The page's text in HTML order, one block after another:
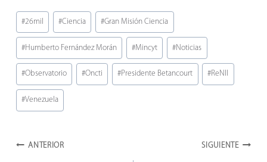
Etiquetas
de
la
entrada:
#26mil #Ciencia #Gran Misión Ciencia
#Humberto Fernández Morán #Mincyt #Noticias
#Observatorio #Oncti #Presidente Betancourt #ReNII
#Venezuela
Navegación
ANTERIOR SIGUIENTE